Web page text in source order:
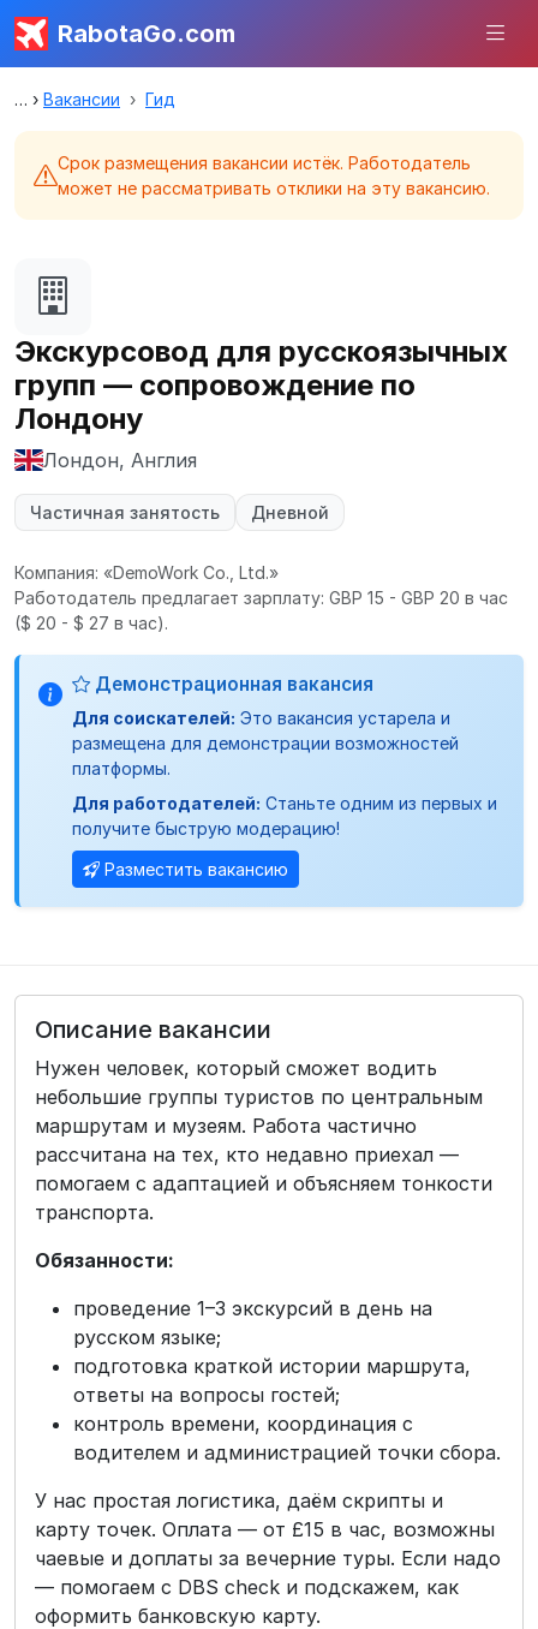
RabotaGo.com
Вакансии Гид
Срок размещения вакансии истёк. Работодатель
может не рассматривать отклики на эту вакансию.
Экскурсовод для русскоязычных
групп — сопровождение по
Лондону
Лондон, Англия
Частичная занятость Дневной
Компания: «DemoWork Co., Ltd.»
Работодатель предлагает зарплату: GBP 15 - GBP 20 в час
($ 20 - $ 27 в час).
Демонстрационная вакансия
Для соискателей: Это вакансия устарела и
размещена для демонстрации возможностей
платформы.
Для работодателей: Станьте одним из первых и
получите быструю модерацию!
Разместить вакансию
Описание вакансии
Нужен человек, который сможет водить
небольшие группы туристов по центральным
маршрутам и музеям. Работа частично
рассчитана на тех, кто недавно приехал —
помогаем с адаптацией и объясняем тонкости
транспорта.
Обязанности:
проведение 1–3 экскурсий в день на
русском языке;
подготовка краткой истории маршрута,
ответы на вопросы гостей;
контроль времени, координация с
водителем и администрацией точки сбора.
У нас простая логистика, даём скрипты и
карту точек. Оплата — от £15 в час, возможны
чаевые и доплаты за вечерние туры. Если надо
— помогаем с DBS check и подскажем, как
оформить банковскую карту.